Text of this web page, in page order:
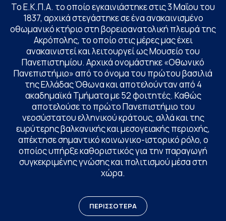
Το Ε.Κ.Π.Α. το οποίο εγκαινιάστηκε στις 3 Μαΐου του
1837, αρχικά στεγάστηκε σε ένα ανακαινισμένο
οθωμανικό κτήριο στη βορειοανατολική πλευρά της
Ακρόπολης, το οποίο στις μέρες μας έχει
ανακαινιστεί και λειτουργεί ως Μουσείο του
Πανεπιστημίου. Αρχικά ονομάστηκε «Οθωνικό
Πανεπιστήμιο» από το όνομα του πρώτου βασιλιά
της Ελλάδας Όθωνα και αποτελούνταν από 4
ακαδημαϊκά Τμήματα με 52 φοιτητές. Καθώς
αποτελούσε το πρώτο Πανεπιστήμιο του
νεοσύστατου ελληνικού κράτους, αλλά και της
ευρύτερης βαλκανικής και μεσογειακής περιοχής,
απέκτησε σημαντικό κοινωνικο-ιστορικό ρόλο, ο
οποίος υπήρξε καθοριστικός για την παραγωγή
συγκεκριμένης γνώσης και πολιτισμού μέσα στη
χώρα.
ΠΕΡΙΣΣΟΤΕΡΑ